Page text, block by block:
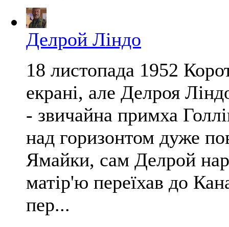
Делрой Ліндо
18 листопада 1952
екрані, але Делроя
- звичайна примха
над горизонтом дуже
Ямайки, сам Делрой
матір'ю переїхав до
пер...